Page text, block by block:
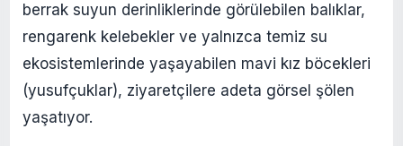
berrak suyun derinliklerinde görülebilen balıklar,
rengarenk kelebekler ve yalnızca temiz su
ekosistemlerinde yaşayabilen mavi kız böcekleri
(yusufçuklar), ziyaretçilere adeta görsel şölen
yaşatıyor.